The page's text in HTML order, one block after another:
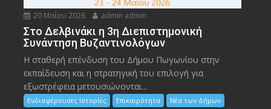
20 Μαΐου 2026 admin admin
Στο Δελβινάκι η 3η Διεπιστημονική
Συνάντηση Βυζαντινολόγων
Η σταθερή επένδυση του Δήμου Πωγωνίου στην
εκπαίδευση και η στρατηγική του επιλογή για
εξωστρέφεια μετουσιώνονται...
Ενδιαφέρουσες Ιστορίες Επικαιρότητα Νέα των Δήμων